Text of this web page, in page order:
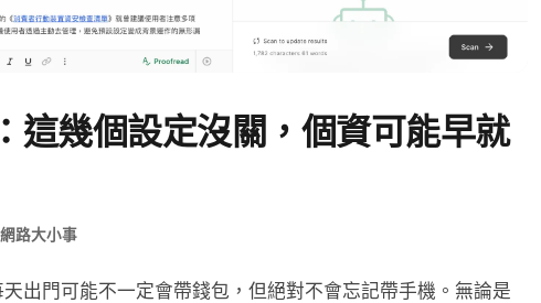
這幾個設定沒關，個資可能早就
網路大小事
出門可能不一定會帶錢包，但絕對不會忘記帶手機。無論是